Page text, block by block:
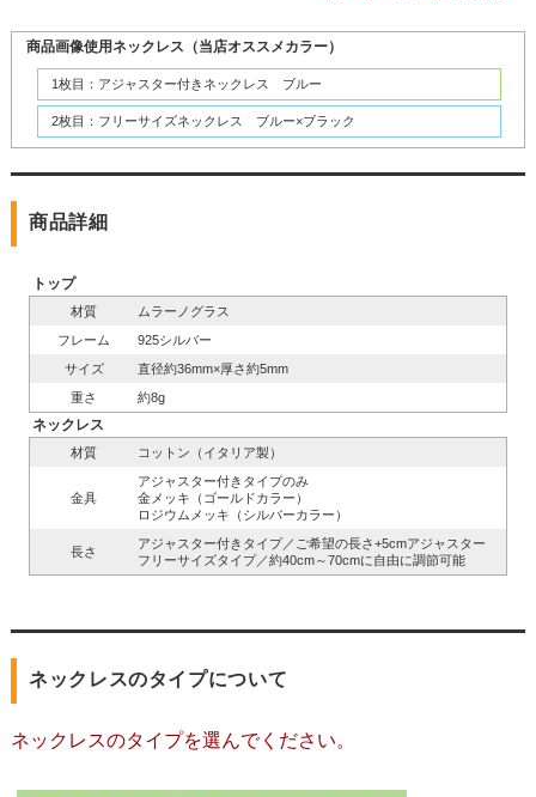
商品画像使用ネックレス（当店オススメカラー）
1枚目：アジャスター付きネックレス ブルー
2枚目：フリーサイズネックレス ブルー×ブラック
商品詳細
トップ
材質
ムラーノグラス
フレーム
925シルバー
サイズ
直径約36mm×厚さ約5mm
重さ
約8g
ネックレス
材質 コットン（イタリア製）
金具
アジャスター付きタイプのみ
金メッキ（ゴールドカラー）
ロジウムメッキ（シルバーカラー）
長さ
アジャスター付きタイプ／ご希望の長さ+5cmアジャスター
フリーサイズタイプ／約40cm～70cmに自由に調節可能
ネックレスのタイプについて
ネックレスのタイプを選んでください。